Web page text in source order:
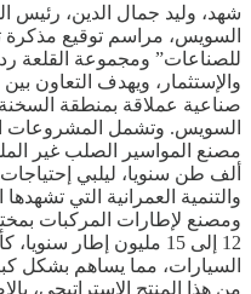
شهد، وليد جمال الدين، رئيس
السويس، مراسم توقيع
للصناعات” ومجموعة القلعة رد
والإستثمار، ويهدف التعاون
صناعية عملاقة بمنطقة السخنة
السويس. وتشمل المشروعات
ألف طن سنويا، ليلبي
والتنمية العمرانية التي
ومصنع لإطارات المركبات
12 إلى 15 مليون إطار
السيارات، مما يساهم بشكل
من هذا المنتج الإستراتيجي،